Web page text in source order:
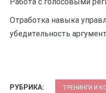
Отработка навыка
убедительность
РУБРИКА: ТРЕНИНГИ И